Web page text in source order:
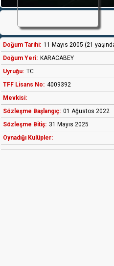
Doğum Tarihi: 11 Mayıs 2005 (21
Doğum Yeri: KARACABEY
Uyruğu: TC
TFF Lisans No: 4009392
Mevkisi:
Sözleşme Başlangıç: 01 Ağustos 2022
Sözleşme Bitiş: 31 Mayıs 2025
Oynadığı Kulüpler: